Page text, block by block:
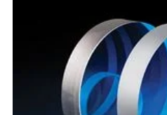
| 光學組装
Components | SCHOTT 光學
Shaping | 雷射光束整形
| 雷射分光鏡
| 雷射顯微鏡
Isolators | 晶體和隔離器
Objectives | 有限共軛物鏡
| 反射物鏡
| 實驗室和生產線
and Advanced
| 影視製作和高級攝影
Accessories | 成像鏡頭配件
Cameras | IDS 相機
Labs Cameras™ | Lucid Vision
and Roughness Standards | 表面
Tools | 量測工具
Accessories | UV固化設備
Processing
and Detection
and Production | 清倉實驗室
| 重新認證照明
and Detection